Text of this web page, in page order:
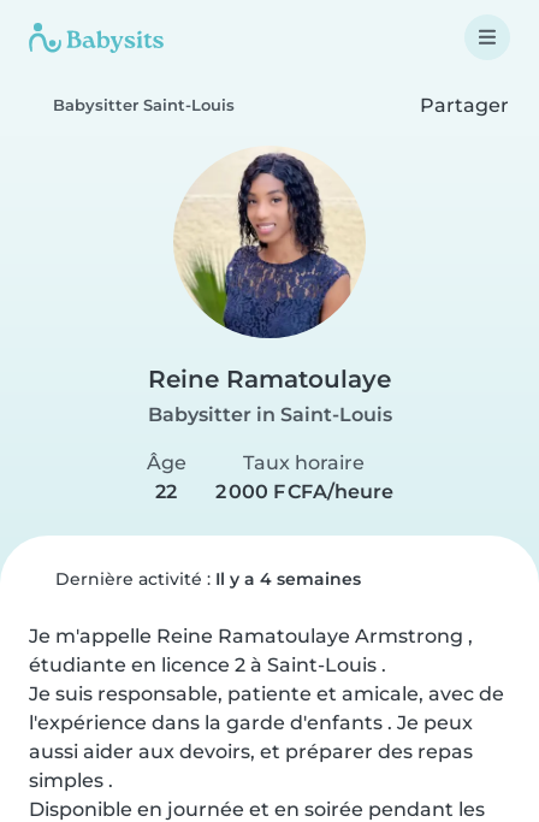
Babysitter Saint-Louis Partager
Reine Ramatoulaye
Babysitter in Saint-Louis
Âge
22
Taux horaire
2 000 F CFA/heure
Dernière activité : Il y a 4 semaines
Je m'appelle Reine Ramatoulaye Armstrong ,
étudiante en licence 2 à Saint-Louis .
Je suis responsable, patiente et amicale, avec de
l'expérience dans la garde d'enfants . Je peux
aussi aider aux devoirs, et préparer des repas
simples .
Disponible en journée et en soirée pendant les